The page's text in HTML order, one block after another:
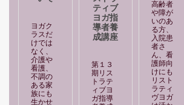
ヨガク
ラスだ
けでは
なく、
介護や
看護、
不調の
ある家
族にも
生かせ
ティブ
ヨガ指
導者養
成講座
第１３
期リス
トラテ
ィブヨ
ガ指導
高齢者
や障が
いのあ
る方、
入院患
者さ
ん、看
護師向
けにも
リスト
ラティ
ヴヨガ